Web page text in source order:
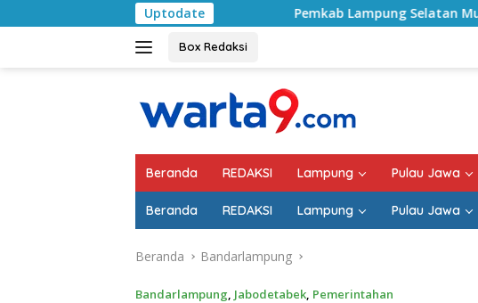
ke
Uptodate
Pemkab Lampung Selatan Mulai Tangani Jalan RA
Box Redaksi
Beranda REDAKSI Lampung Pulau Jawa
Beranda REDAKSI Lampung Pulau Jawa
Beranda Bandarlampung
Bandarlampung, Jabodetabek, Pemerintahan